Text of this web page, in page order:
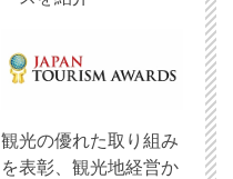
観光の優れた取り組み
を表彰、観光地経営か